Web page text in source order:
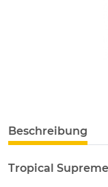
Beschreibung
Tropical Supreme